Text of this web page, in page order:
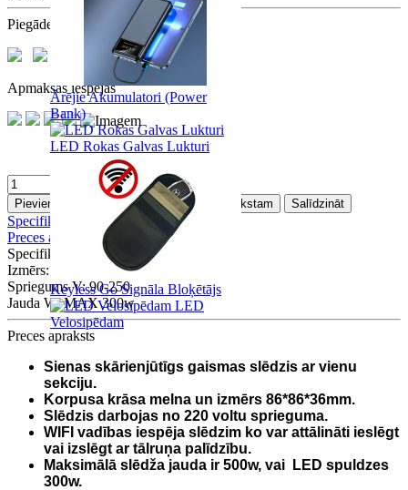
Ārējie Akumulatori (Power
Bank)
LED Rokas Galvas Lukturi
Keyless Go Signāla Bloķētājs
LED
Velosipēdam
Piegādes iespējas
Apmaksas iespējas
Pievienot grozam Pievienot Vēlmju sarakstam Salīdzināt
Specifikācija
Preces apraksts
Specifikācija
Izmērs:
86mm x 86mm x 36mm
Spriegums V:90-250
Jauda W:MAX 300w
Preces apraksts
Sienas skārienjūtīgs gaismas slēdzis ar vienu
sekciju.
Korpusa krāsa melna un izmērs 86*86*36mm.
Slēdzis darbojas no 220 voltu sprieguma.
WIFI vadības iespēja slēdzim ko var attālināti ieslēgt
vai izslēgt ar tālruņa palīdzību.
Maksimālā slēdža jauda ir 500w, vai LED spuldzes
300w.